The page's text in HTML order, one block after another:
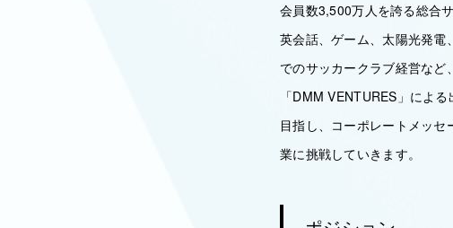
会員数3,500万人を誇る総合
英会話、ゲーム、太陽光発
でのサッカークラブ経営など
「DMM VENTURES」によ
目指し、コーポレートメッ
業に挑戦していきます。